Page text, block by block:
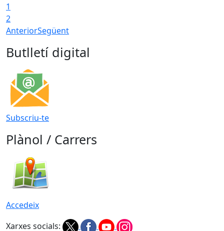
1
2
AnteriorSegüent
Butlletí digital
Subscriu-te
Plànol / Carrers
Accedeix
Xarxes socials: